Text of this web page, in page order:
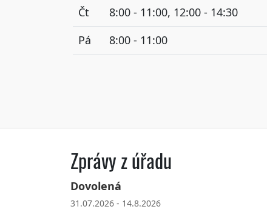
Čt
8:00 - 11:00, 12:00 - 14:30
Pá
8:00 - 11:00
Zprávy z úřadu
Dovolená
31.07.2026 - 14.8.2026